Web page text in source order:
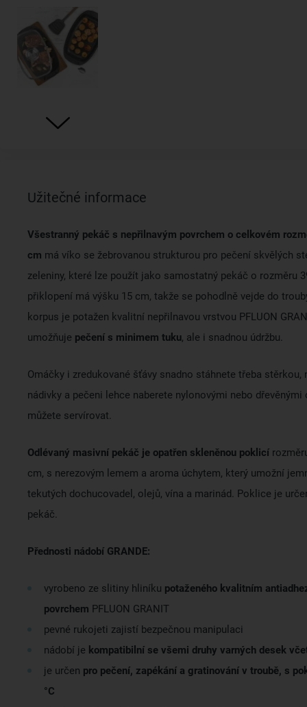
Užitečné informace
Všestranný pekáč s nepřilnavým povrchem o celkovém
cm má víko se žebrovanou strukturou pro pečení skvělých
zeleniny, které lze použít jako samostatný pekáč o rozměru
přiklopení má výšku 15 cm, takže se pohodlně vejde do
korpus je potažen kvalitní nepřilnavou vrstvou PFLUON
umožňuje pečení s minimem tuku, ale i snadnou údržbu.
Omáčky i zredukované šťávy snadno stáhnete třeba stěrkou,
nádivky a pečeni lehce naberete nylonovými nebo dřevěnými
můžete servírovat.
Odlévaný masivní pekáč je opatřen skleněnou poklicí
cm, s nerezovým lemem a aroma úchytem, který umožní
tekutých dochucovadel, olejů, vína a marinád. Poklice je
pekáč.
Přednosti nádobí GRANDE:
vyrobeno ze slitiny hliníku potaženého kvalitním
povrchem PFLUON GRANIT
pevné rukojeti zajistí bezpečnou manipulaci
nádobí je kompatibilní se všemi druhy varných desek
je určen pro pečení, zapékání a gratinování v troubě, s
°C